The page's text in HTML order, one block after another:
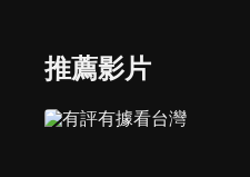
推薦影片